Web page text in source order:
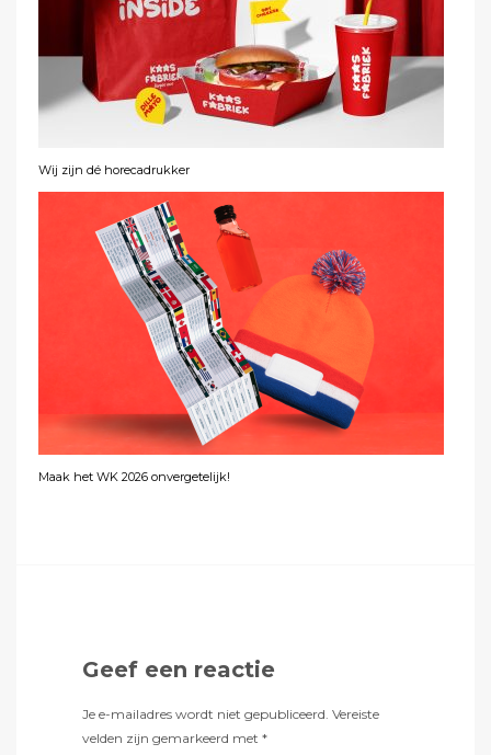
Wij zijn dé horecadrukker
Maak het WK 2026 onvergetelijk!
Geef een reactie
Je e-mailadres wordt niet gepubliceerd. Vereiste
velden zijn gemarkeerd met *